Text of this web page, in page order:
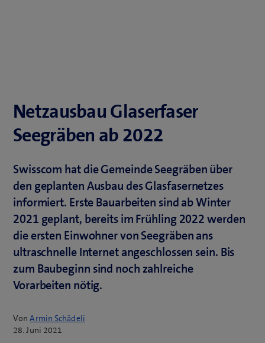
Netzausbau Glaserfaser
Seegräben ab 2022
Swisscom hat die Gemeinde Seegräben über
den geplanten Ausbau des Glasfasernetzes
informiert. Erste Bauarbeiten sind ab Winter
2021 geplant, bereits im Frühling 2022 werden
die ersten Einwohner von Seegräben ans
ultraschnelle Internet angeschlossen sein. Bis
zum Baubeginn sind noch zahlreiche
Vorarbeiten nötig.
VonArmin Schädeli
28. Juni 2021